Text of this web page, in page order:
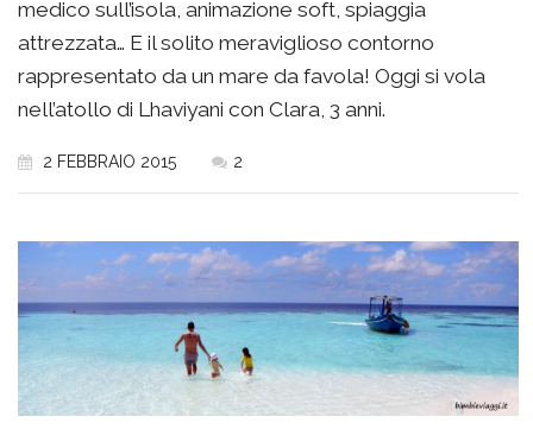
medico sull’isola, animazione soft, spiaggia
attrezzata… E il solito meraviglioso contorno
rappresentato da un mare da favola! Oggi si vola
nell’atollo di Lhaviyani con Clara, 3 anni.
2 FEBBRAIO 2015 2